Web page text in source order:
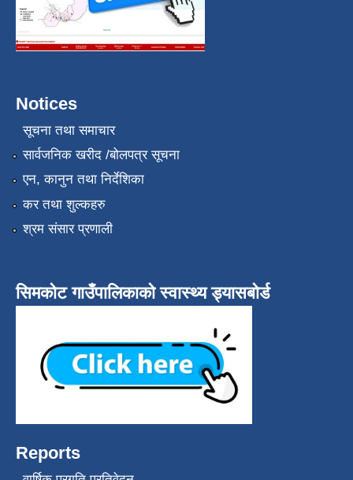
Notices
सूचना तथा समाचार
सार्वजनिक खरीद /बोलपत्र सूचना
एन, कानुन तथा निर्देशिका
कर तथा शुल्कहरु
श्रम संसार प्रणाली
सिमकोट गाउँपालिकाको स्वास्थ्य ड्यासबोर्ड
Reports